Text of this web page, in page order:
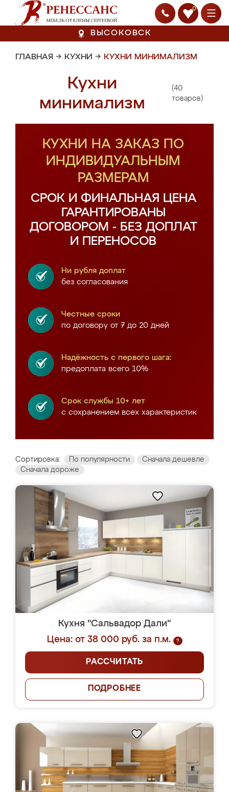
0
ВЫСОКОВСК
ГЛАВНАЯ → КУХНИ → КУХНИ МИНИМАЛИЗМ
Кухни
минимализм
(40
товаров)
КУХНИ НА ЗАКАЗ ПО
ИНДИВИДУАЛЬНЫМ
РАЗМЕРАМ
СРОК И ФИНАЛЬНАЯ ЦЕНА
ГАРАНТИРОВАНЫ
ДОГОВОРОМ - БЕЗ ДОПЛАТ
И ПЕРЕНОСОВ
Ни рубля доплат
без согласования
Честные сроки
по договору от 7 до 20 дней
Надёжность с первого шага:
предоплата всего 10%
Срок службы 10+ лет
с сохранением всех характеристик
Сортировка: По популярности
Сначала дешевле
Сначала дороже
Кухня "Сальвадор Дали"
Цена: от 38 000 руб. за п.м.
?
РАССЧИТАТЬ
ПОДРОБНЕЕ